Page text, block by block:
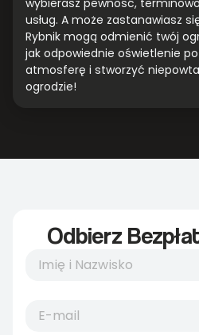
wybierasz pewność,
usług. A może zastanawiasz
Rybnik mogą odmienić twój
jak odpowiednie oświetlenie
atmosferę i stworzyć
ogrodzie!
Odbierz